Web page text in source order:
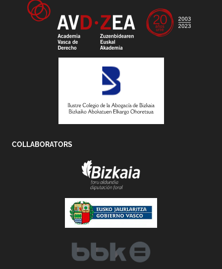
COLLABORATORS